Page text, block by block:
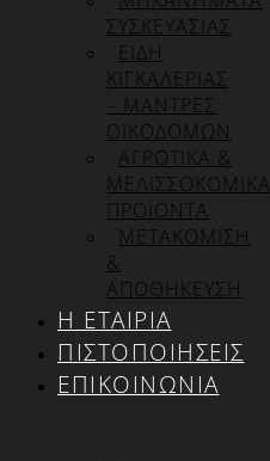
ΣΥΣΚΕΥΑΣΙΑΣ
ΕΙΔΗ
ΚΙΓΚΑΛΕΡΙΑΣ
– ΜΑΝΤΡΕΣ
ΟΙΚΟΔΟΜΩΝ
ΑΓΡΟΤΙΚΑ &
ΜΕΛΙΣΣΟΚΟΜΙΚΑ
ΠΡΟΪΟΝΤΑ
ΜΕΤΑΚΟΜΙΣΗ
&
ΑΠΟΘΗΚΕΥΣΗ
Η ΕΤΑΙΡΊΑ
ΠΙΣΤΟΠΟΙΉΣΕΙΣ
ΕΠΙΚΟΙΝΩΝΊΑ